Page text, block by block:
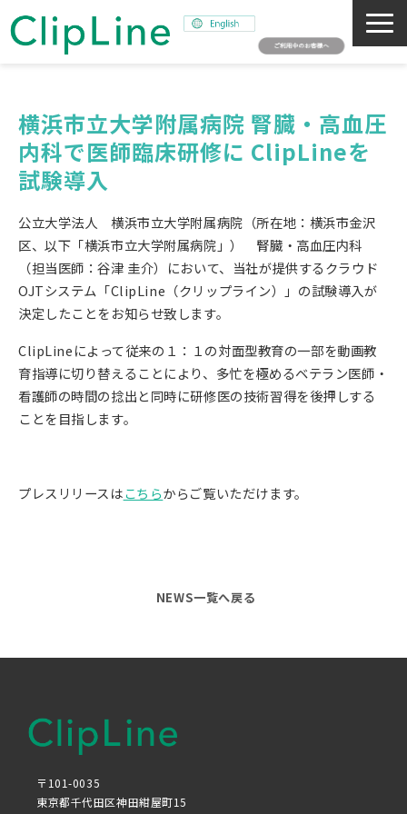
事業紹介
ミッション
採用情報
SNAPSHOT
横浜市立大学附属病院 腎臓・高血圧
内科で医師臨床研修に ClipLineを
試験導入
公立大学法人 横浜市立大学附属病院（所在地：横浜市金沢
区、以下「横浜市立大学附属病院」） 腎臓・高血圧内科
（担当医師：谷津 圭介）において、当社が提供するクラウド
OJTシステム「ClipLine（クリップライン）」の試験導入が
決定したことをお知らせ致します。
ClipLineによって従来の１：１の対面型教育の一部を動画教
育指導に切り替えることにより、多忙を極めるベテラン医師・
看護師の時間の捻出と同時に研修医の技術習得を後押しする
ことを目指します。
プレスリリースはこちらからご覧いただけます。
NEWS一覧へ戻る
〒101-0035
東京都千代田区神田紺屋町15